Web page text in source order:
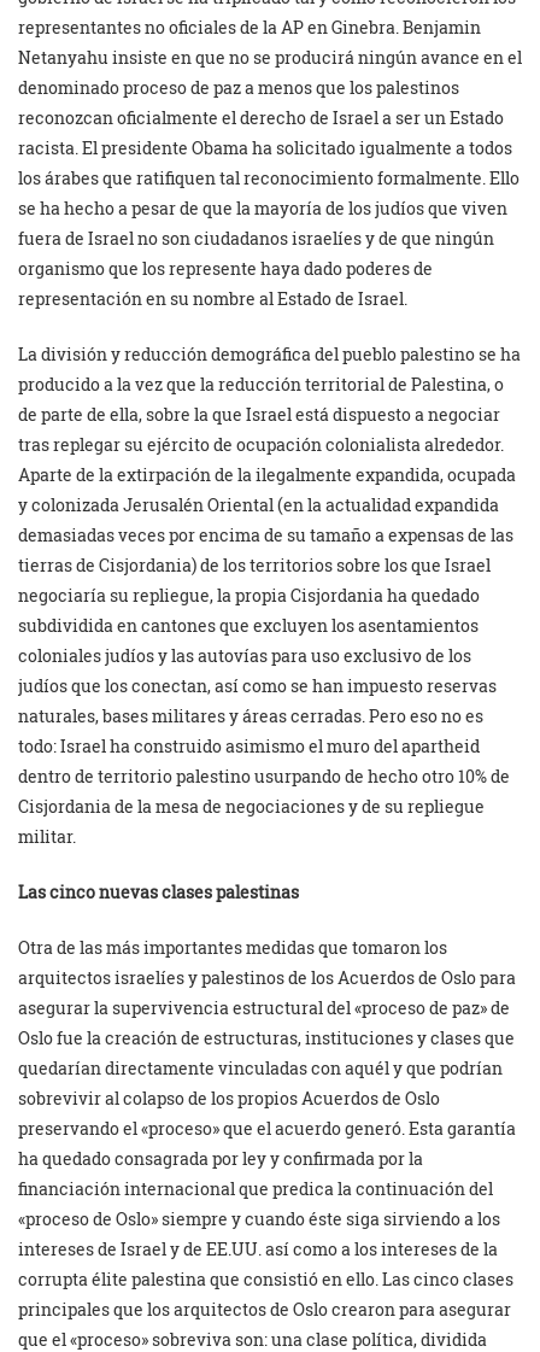
representantes no oficiales de la AP en Ginebra. Benjamin
Netanyahu insiste en que no se producirá ningún avance en el
denominado proceso de paz a menos que los palestinos
reconozcan oficialmente el derecho de Israel a ser un Estado
racista. El presidente Obama ha solicitado igualmente a todos
los árabes que ratifiquen tal reconocimiento formalmente. Ello
se ha hecho a pesar de que la mayoría de los judíos que viven
fuera de Israel no son ciudadanos israelíes y de que ningún
organismo que los represente haya dado poderes de
representación en su nombre al Estado de Israel.
La división y reducción demográfica del pueblo palestino se ha
producido a la vez que la reducción territorial de Palestina, o
de parte de ella, sobre la que Israel está dispuesto a negociar
tras replegar su ejército de ocupación colonialista alrededor.
Aparte de la extirpación de la ilegalmente expandida, ocupada
y colonizada Jerusalén Oriental (en la actualidad expandida
demasiadas veces por encima de su tamaño a expensas de las
tierras de Cisjordania) de los territorios sobre los que Israel
negociaría su repliegue, la propia Cisjordania ha quedado
subdividida en cantones que excluyen los asentamientos
coloniales judíos y las autovías para uso exclusivo de los
judíos que los conectan, así como se han impuesto reservas
naturales, bases militares y áreas cerradas. Pero eso no es
todo: Israel ha construido asimismo el muro del apartheid
dentro de territorio palestino usurpando de hecho otro 10% de
Cisjordania de la mesa de negociaciones y de su repliegue
militar.
Las cinco nuevas clases palestinas
Otra de las más importantes medidas que tomaron los
arquitectos israelíes y palestinos de los Acuerdos de Oslo para
asegurar la supervivencia estructural del «proceso de paz» de
Oslo fue la creación de estructuras, instituciones y clases que
quedarían directamente vinculadas con aquél y que podrían
sobrevivir al colapso de los propios Acuerdos de Oslo
preservando el «proceso» que el acuerdo generó. Esta garantía
ha quedado consagrada por ley y confirmada por la
financiación internacional que predica la continuación del
«proceso de Oslo» siempre y cuando éste siga sirviendo a los
intereses de Israel y de EE.UU. así como a los intereses de la
corrupta élite palestina que consistió en ello. Las cinco clases
principales que los arquitectos de Oslo crearon para asegurar
que el «proceso» sobreviva son: una clase política, dividida